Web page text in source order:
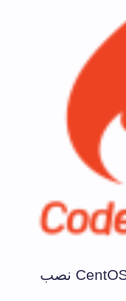
چگونه CodeIgniter را در CentOS 7 نصب